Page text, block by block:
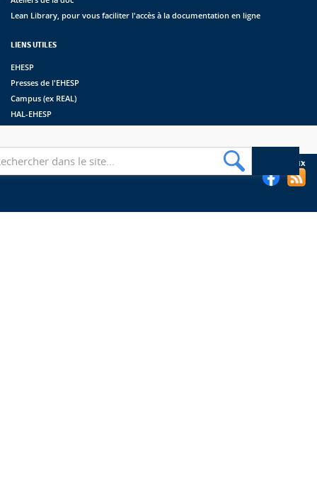
Lean Library, pour vous faciliter l'accès à la documentation en ligne
LIENS UTILES
EHESP
Presses de l'EHESP
Campus (ex REAL)
HAL-EHESP
Suivez les bibliothèques de l'EHESP sur les réseaux sociaux